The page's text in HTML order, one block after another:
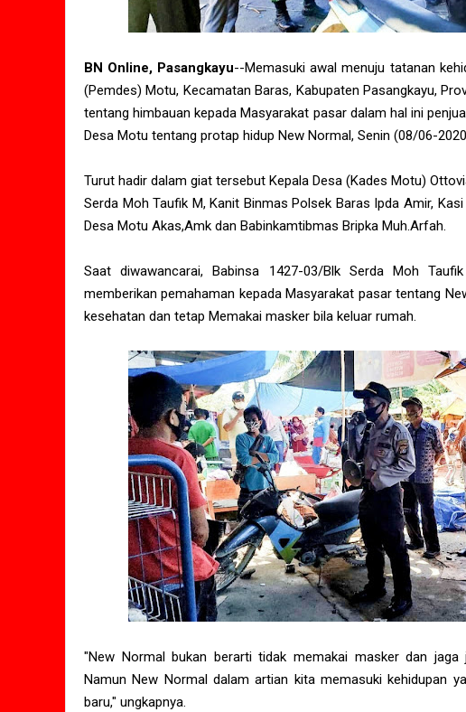
BN Online, Pasangkayu--Memasuki awal menuju tatanan
(Pemdes) Motu, Kecamatan Baras, Kabupaten Pasangkayu,
tentang himbauan kepada Masyarakat pasar dalam hal ini
Desa Motu tentang protap hidup New Normal, Senin (08/06-
Turut hadir dalam giat tersebut Kepala Desa (Kades Motu)
Serda Moh Taufik M, Kanit Binmas Polsek Baras Ipda Amir,
Desa Motu Akas,Amk dan Babinkamtibmas Bripka Muh.Arfah.
Saat diwawancarai, Babinsa 1427-03/Blk Serda Moh
memberikan pemahaman kepada Masyarakat pasar tentang
kesehatan dan tetap Memakai masker bila keluar rumah.
"New Normal bukan berarti tidak memakai masker dan
Namun New Normal dalam artian kita memasuki kehidupan
baru," ungkapnya.